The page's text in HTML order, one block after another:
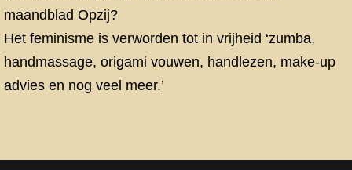
maandblad Opzij?
Het feminisme is verworden tot in vrijheid ‘zumba,
handmassage, origami vouwen, handlezen, make-up
advies en nog veel meer.’